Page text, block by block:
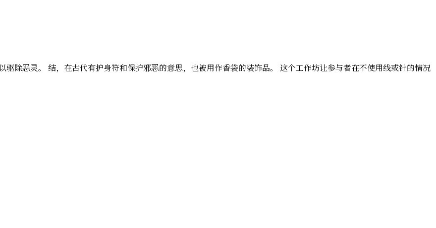
除恶灵。 结，在古代有护身符和保护邪恶的意思，也被用作香袋的装饰品。 这个工作坊让参与者在不使用线或针的情况